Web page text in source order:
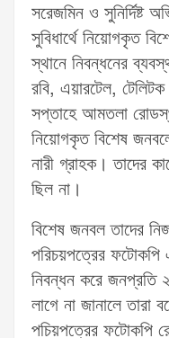
সরেজমিন ও সুনির্দিষ্ট
সুবিধার্থে নিয়োগকৃত
স্থানে নিবন্ধনের
রবি, এয়ারটেল,
সপ্তাহে আমতলা
নিয়োগকৃত বিশেষ
নারী গ্রাহক। তাদের
ছিল না।
বিশেষ জনবল তাদের
পরিচয়পত্রের ফটোকপি
নিবন্ধন করে জনপ্রতি
লাগে না জানালে
পচিয়পত্রের ফটোকপি